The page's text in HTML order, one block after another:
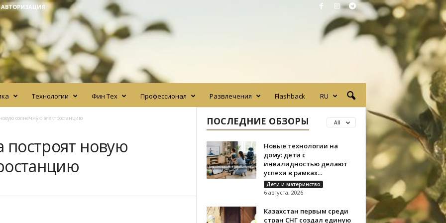
АВТОРИЗАЦИЯ
Технологии Фин Тех Профессионал Развлечения Flashback RU
солнечную электростанцию
построят новую
ПОСЛЕДНИЕ ОБЗОРЫ All
Новые технологии на
дому: дети с
инвалидностью делают
успехи в рамках...
Дети и материнство
6 августа, 2026
Казахстан первым среди
стран СНГ создал единую